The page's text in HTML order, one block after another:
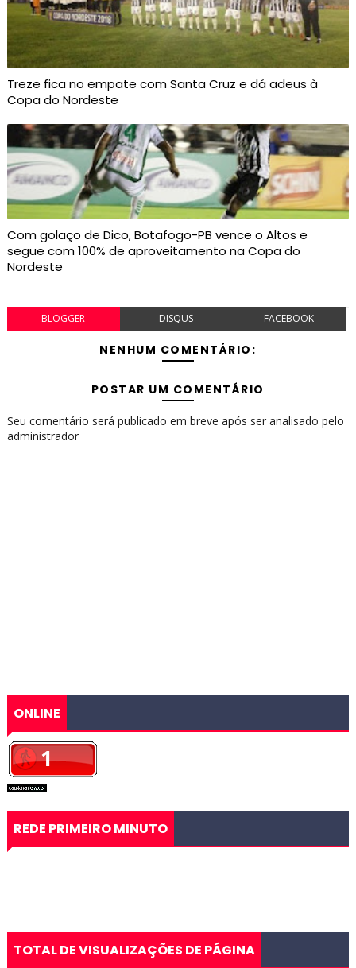
Treze fica no empate com Santa Cruz e dá adeus à
Copa do Nordeste
Com golaço de Dico, Botafogo-PB vence o Altos e
segue com 100% de aproveitamento na Copa do
Nordeste
BLOGGER DISQUS FACEBOOK
NENHUM COMENTÁRIO:
POSTAR UM COMENTÁRIO
Seu comentário será publicado em breve após ser analisado pelo
administrador
ONLINE
REDE PRIMEIRO MINUTO
TOTAL DE VISUALIZAÇÕES DE PÁGINA